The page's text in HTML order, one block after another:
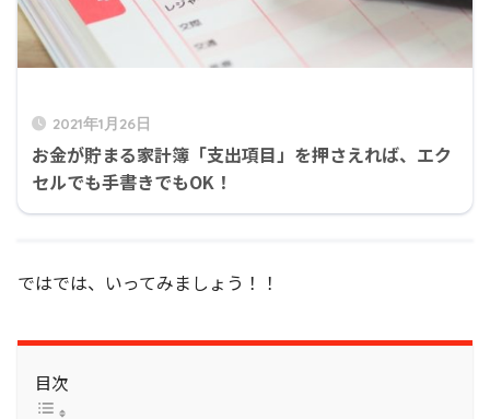
2021年1月26日
お金が貯まる家計簿「支出項目」を押さえれば、エク
セルでも手書きでもOK！
ではでは、いってみましょう！！
目次